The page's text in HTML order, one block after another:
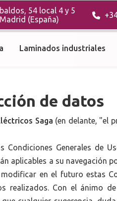
54 local 4 y 5
(España)
Laminados industriales
de datos
Saga (en delante, "el
Generales de
aplicables a su navegación
en el futuro estas
realizados. Con el ánimo